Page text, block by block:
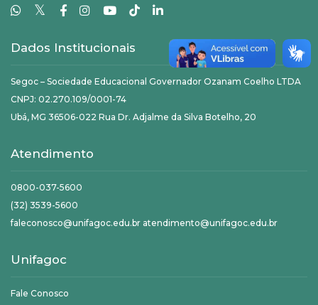
𝕏
Dados Institucionais
Segoc – Sociedade Educacional Governador Ozanam Coelho LTDA
CNPJ: 02.270.109/0001-74
Ubá, MG 36506-022 Rua Dr. Adjalme da Silva Botelho, 20
Atendimento
0800-037-5600
(32) 3539-5600
faleconosco@unifagoc.edu.br atendimento@unifagoc.edu.br
Unifagoc
Fale Conosco